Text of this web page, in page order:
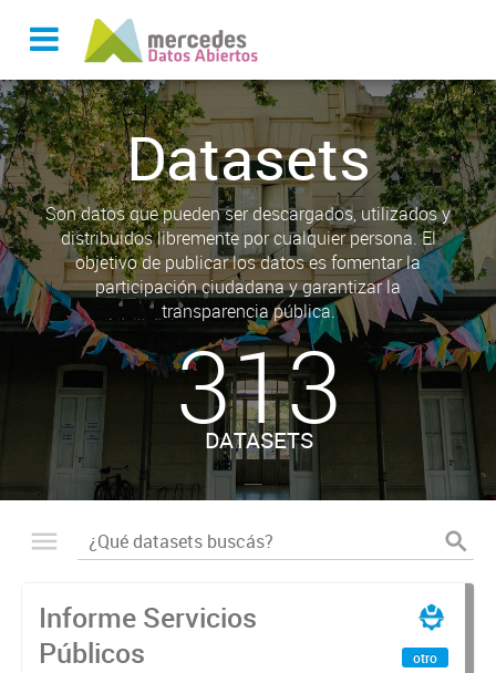
Datasets
Son datos que pueden ser descargados, utilizados y
distribuidos libremente por cualquier persona. El
objetivo de publicar los datos es fomentar la
participación ciudadana y garantizar la
transparencia pública.
313
DATASETS
Informe Servicios
Públicos
otro